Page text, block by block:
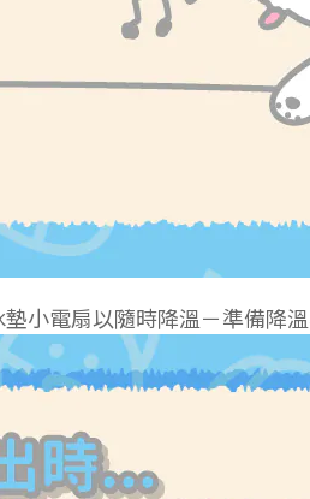
小電扇以隨時降溫－準備降